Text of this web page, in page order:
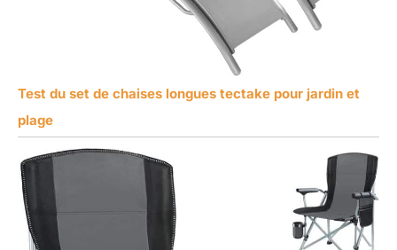
Test du set de chaises longues tectake pour jardin et
plage